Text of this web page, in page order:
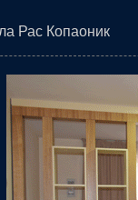
Рас Копаоник